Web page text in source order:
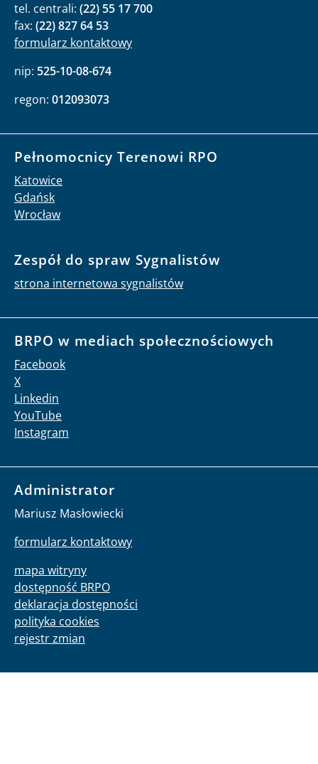
tel. centrali: (22) 55 17 700
fax: (22) 827 64 53
formularz kontaktowy
nip: 525-10-08-674
regon: 012093073
Pełnomocnicy Terenowi RPO
Katowice
Gdańsk
Wrocław
Zespół do spraw Sygnalistów
strona internetowa sygnalistów
BRPO w mediach społecznościowych
Facebook
X
Linkedin
YouTube
Instagram
Administrator
Mariusz Masłowiecki
formularz kontaktowy
mapa witryny
dostępność BRPO
deklaracja dostępności
polityka cookies
rejestr zmian